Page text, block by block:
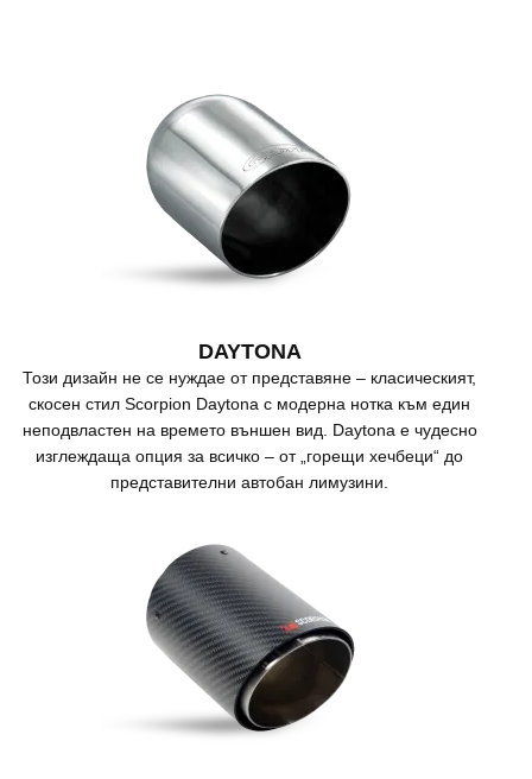
DAYTONA
Този дизайн не се нуждае от представяне – класическият,
скосен стил Scorpion Daytona с модерна нотка към един
неподвластен на времето външен вид. Daytona е чудесно
изглеждаща опция за всичко – от „горещи хечбеци“ до
представителни автобан лимузини.